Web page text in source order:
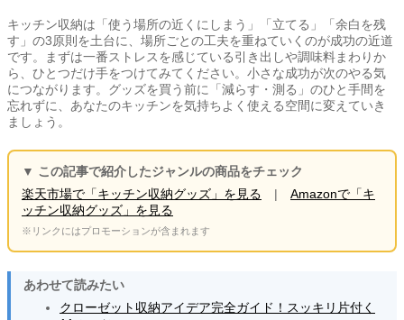
キッチン収納は「使う場所の近くにしまう」「立てる」「余白を残
す」の3原則を土台に、場所ごとの工夫を重ねていくのが成功の近道
です。まずは一番ストレスを感じている引き出しや調味料まわりか
ら、ひとつだけ手をつけてみてください。小さな成功が次のやる気
につながります。グッズを買う前に「減らす・測る」のひと手間を
忘れずに、あなたのキッチンを気持ちよく使える空間に変えていき
ましょう。
▼ この記事で紹介したジャンルの商品をチェック
楽天市場で「キッチン収納グッズ」を見る | Amazonで「キ
ッチン収納グッズ」を見る
※リンクにはプロモーションが含まれます
あわせて読みたい
クローゼット収納アイデア完全ガイド！スッキリ片付く